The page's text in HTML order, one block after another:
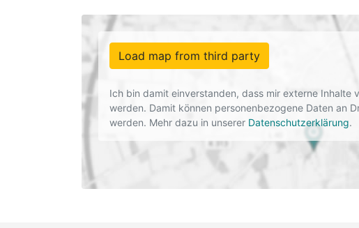
Load map from third party
Ich bin damit einverstanden, dass mir externe Inhalte
werden. Damit können personenbezogene Daten an
werden. Mehr dazu in unserer Datenschutzerklärung.